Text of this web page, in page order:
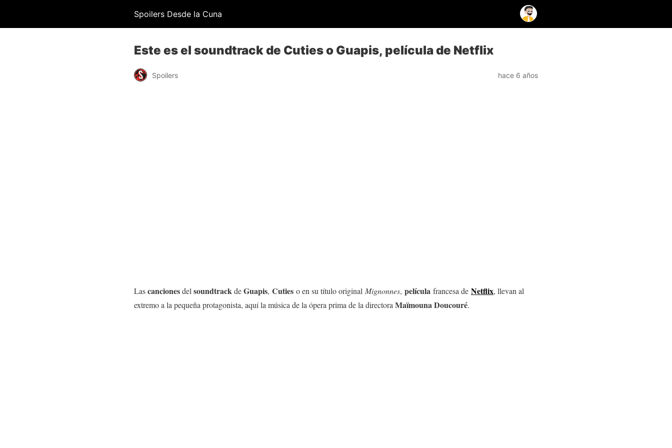
Spoilers Desde la Cuna
Este es el soundtrack de Cuties o Guapis, película de Netflix
Spoilers hace 6 años
Lascancionesdel soundtrackdeGuapis, Cuties o en su título original Mignonnes, película francesa de Netflix, llevan al
extremo a la pequeña protagonista, aquí la música de la ópera prima de la directora Maïmouna Doucouré.